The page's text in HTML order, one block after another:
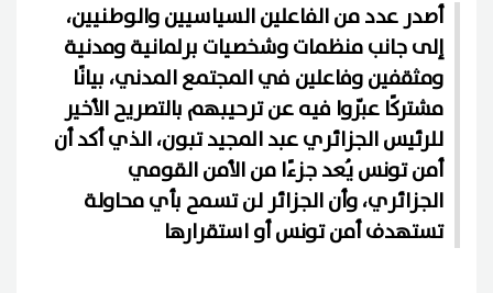
أصدر عدد من الفاعلين السياسيين والوطنيين،
إلى جانب منظمات وشخصيات برلمانية ومدنية
ومثقفين وفاعلين في المجتمع المدني، بيانًا
مشتركًا عبّروا فيه عن ترحيبهم بالتصريح الأخير
للرئيس الجزائري عبد المجيد تبون، الذي أكد أن
أمن تونس يُعد جزءًا من الأمن القومي
الجزائري، وأن الجزائر لن تسمح بأي محاولة
تستهدف أمن تونس أو استقرارها